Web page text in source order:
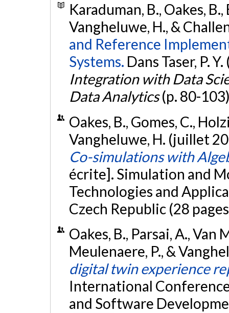
Karaduman, B., Oakes,
Vangheluwe, H., &
and Reference
Systems. Dans Taser, P.
Integration with Data
Data Analytics(p. 80-
Oakes, B., Gomes, C.,
Vangheluwe, H. (juillet
Co-simulations with
écrite]. Simulation and
Technologies and
Czech Republic (28
Oakes, B., Parsai, A., Van
Meulenaere, P., &
digital twin experience
International
and Software